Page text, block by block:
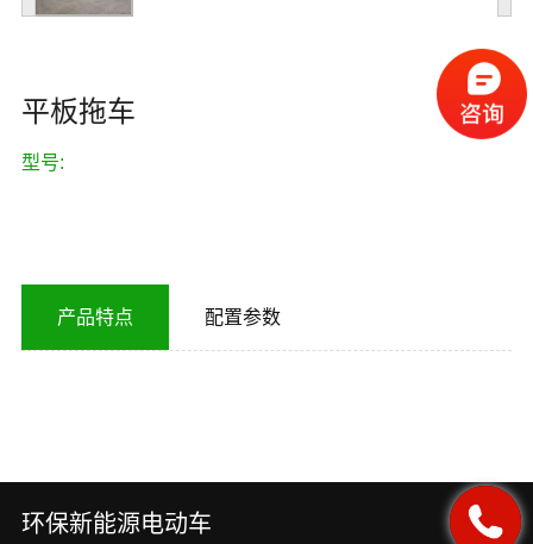
平板拖车
型号:
产品特点 配置参数
环保新能源电动车